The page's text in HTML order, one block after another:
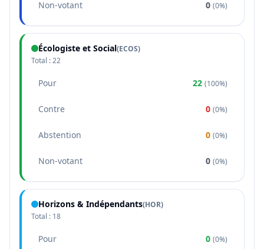
Non-votant 0 (0%)
Écologiste et Social(ECOS)
Total :22
Pour 22 (100%)
Contre 0 (0%)
Abstention 0 (0%)
Non-votant 0 (0%)
Horizons & Indépendants(HOR)
Total : 18
Pour 0 (0%)